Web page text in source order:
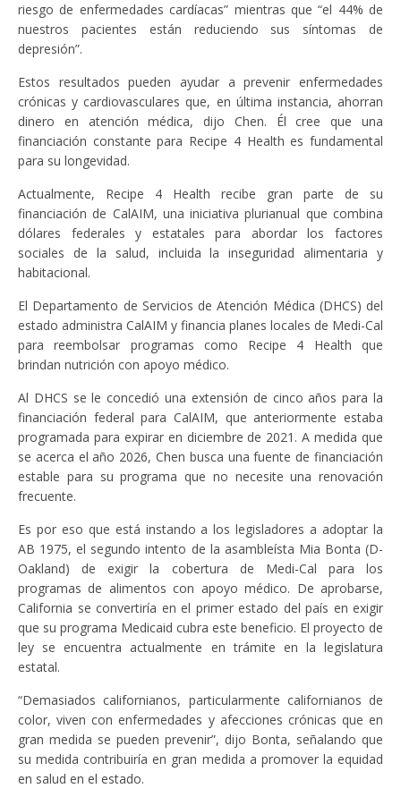
riesgo de enfermedades cardíacas” mientras que “el 44% de
nuestros pacientes están reduciendo sus síntomas de
depresión”.
Estos resultados pueden ayudar a prevenir enfermedades
crónicas y cardiovasculares que, en última instancia, ahorran
dinero en atención médica, dijo Chen. Él cree que una
financiación constante para Recipe 4 Health es fundamental
para su longevidad.
Actualmente, Recipe 4 Health recibe gran parte de su
financiación de CalAIM, una iniciativa plurianual que combina
dólares federales y estatales para abordar los factores
sociales de la salud, incluida la inseguridad alimentaria y
habitacional.
El Departamento de Servicios de Atención Médica (DHCS) del
estado administra CalAIM y financia planes locales de Medi-Cal
para reembolsar programas como Recipe 4 Health que
brindan nutrición con apoyo médico.
Al DHCS se le concedió una extensión de cinco años para la
financiación federal para CalAIM, que anteriormente estaba
programada para expirar en diciembre de 2021. A medida que
se acerca el año 2026, Chen busca una fuente de financiación
estable para su programa que no necesite una renovación
frecuente.
Es por eso que está instando a los legisladores a adoptar la
AB 1975, el segundo intento de la asambleísta Mia Bonta (D-
Oakland) de exigir la cobertura de Medi-Cal para los
programas de alimentos con apoyo médico. De aprobarse,
California se convertiría en el primer estado del país en exigir
que su programa Medicaid cubra este beneficio. El proyecto de
ley se encuentra actualmente en trámite en la legislatura
estatal.
“Demasiados californianos, particularmente californianos de
color, viven con enfermedades y afecciones crónicas que en
gran medida se pueden prevenir”, dijo Bonta, señalando que
su medida contribuiría en gran medida a promover la equidad
en salud en el estado.